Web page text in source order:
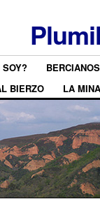
BIERZO
LA MINA